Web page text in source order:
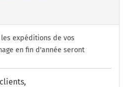
expéditions de vos
en fin d'année seront